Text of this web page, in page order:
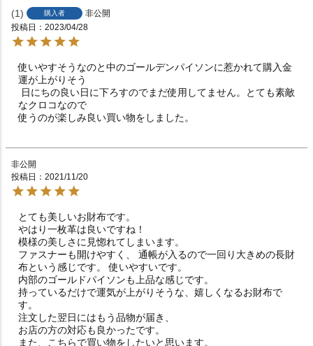
1 購入者
非公開
投稿日
2023/04/28
使いやすそうなのと中のゴールデンパイソンに惹かれて購入金
運が上がりそう
なクロコなので
使うのが楽しみ良い買い物をしました。
非公開
投稿日
2021/11/20
とても美しいお財布です。
やはり一枚革は良いですね！
模様の美しさに見惚れてしまいます。
ファスナーも開けやすく、 通帳が入るので一回り大きめの長財
布という感じです。 使いやすいです。
内部のゴールドパイソンも上品な感じです。
持っているだけで運気が上がりそうな、嬉しくなるお財布で
す。
注文した翌日にはもう品物が届き、
お店の方の対応も良かったです。
また、こちらで買い物をしたいと思います。